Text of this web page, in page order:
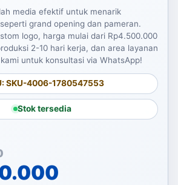
media efektif untuk menarik
grand opening dan pameran.
logo, harga mulai dari Rp4.500.000
2-10 hari kerja, dan area layanan
untuk konsultasi via WhatsApp!
SKU-4006-1780547553
Stok tersedia
adalah:
ini adalah: